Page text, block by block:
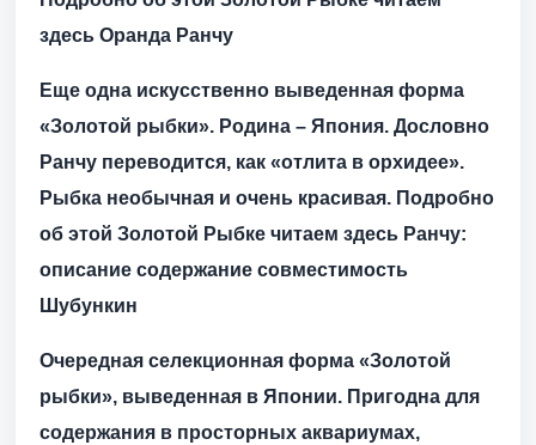
здесь Оранда Ранчу
Еще одна искусственно выведенная форма
«Золотой рыбки». Родина – Япония. Дословно
Ранчу переводится, как «отлита в орхидее».
Рыбка необычная и очень красивая. Подробно
об этой Золотой Рыбке читаем здесь Ранчу:
описание содержание совместимость
Шубункин
Очередная селекционная форма «Золотой
рыбки», выведенная в Японии. Пригодна для
содержания в просторных аквариумах,